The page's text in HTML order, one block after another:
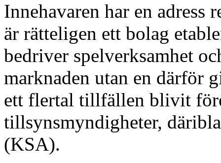
Innehavaren har en adress
är rätteligen ett bolag
bedriver spelverksamhet
marknaden utan en därför
ett flertal tillfällen blivit
tillsynsmyndigheter,
(KSA).